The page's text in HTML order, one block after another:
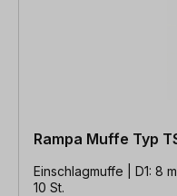
Rampa Muffe Typ
Einschlagmuffe | D1: 8
10 St.